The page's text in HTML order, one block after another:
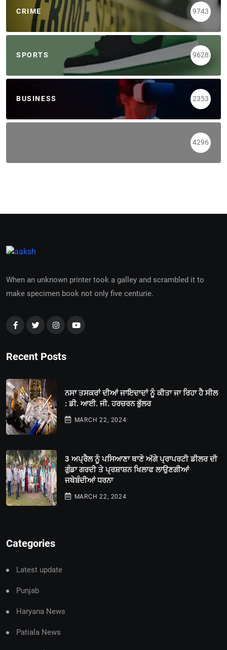
CRIME 9743
SPORTS 9628
BUSINESS 2353
4296
When an unknown printer took a galley and scrambled it to
make specimen book not only five centurie.
Recent Posts
ਨਸਾ ਤਸਕਰਾਂ ਦੀਆਂ ਜਾਇਦਾਦਾਂ ਨੂੰ ਕੀਤਾ ਜਾ ਰਿਹਾ ਹੈ ਸੀਲ
: ਡੀ. ਆਈ. ਜੀ. ਹਰਚਰਨ ਭੁੱਲਰ
MARCH 22, 2024
3 ਅਪ੍ਰੈਲ ਨੂੰ ਪਸਿਆਣਾ ਥਾਣੇ ਅੱਗੇ ਪ੍ਰਾਪਰਟੀ ਡੀਲਰ ਦੀ
ਗੁੰਡਾ ਗਰਦੀ ਤੇ ਪ੍ਰਸ਼ਾਸ਼ਨ ਖਿਲਾਫ ਲਾਉਣਗੀਆਂ
ਜਥੇਬੰਦੀਆਂ ਧਰਨਾ
MARCH 22, 2024
Categories
Latest update
Punjab
Haryana News
Patiala News